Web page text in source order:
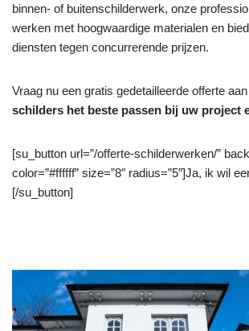
binnen- of buitenschilderwerk, onze
werken met hoogwaardige materialen en
diensten tegen concurrerende prijzen.
Vraag nu een gratis gedetailleerde offerte
schilders het beste passen bij uw project
[su_button url=”/offerte-schilderwerken/”
color=”#ffffff” size=”8″ radius=”5″]Ja, ik wil
[/su_button]